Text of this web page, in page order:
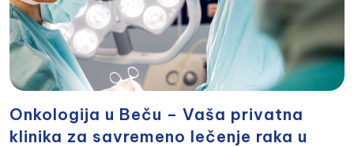
Onkologija u Beču – Vaša privatna
klinika za savremeno lečenje raka u